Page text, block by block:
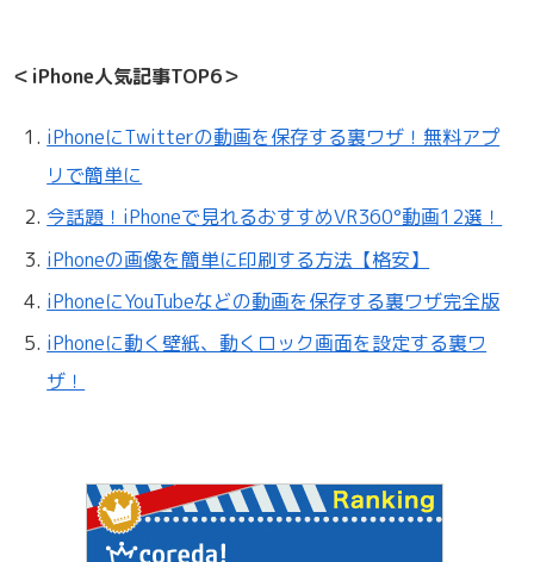
＜iPhone人気記事TOP6＞
iPhoneにTwitterの動画を保存する裏ワザ！無料アプ
リで簡単に
今話題！iPhoneで見れるおすすめVR360°動画12選！
iPhoneの画像を簡単に印刷する方法【格安】
iPhoneにYouTubeなどの動画を保存する裏ワザ完全版
iPhoneに動く壁紙、動くロック画面を設定する裏ワ
ザ！